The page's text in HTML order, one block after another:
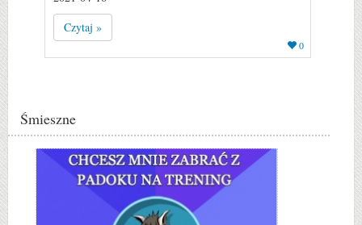
Czytaj »
0
Śmieszne